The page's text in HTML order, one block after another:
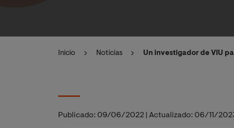
Inicio Noticias Un investigador de VIU
Publicado: 09/06/2022 Actualizado: 06/11/